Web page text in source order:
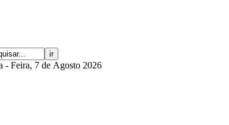
- Feira, 7 de Agosto 2026